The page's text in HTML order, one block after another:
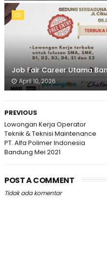
D3
Job Fair Career Utama
April 10, 2026
PREVIOUS
Lowongan Kerja Operator
Teknik & Teknisi Maintenance
PT. Alfa Polimer Indonesia
Bandung Mei 2021
POST A COMMENT
Tidak ada komentar